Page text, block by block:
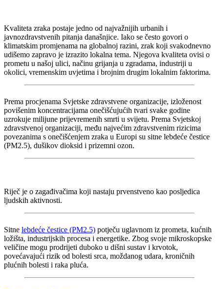
Kvaliteta zraka postaje jedno od najvažnijih urbanih i
javnozdravstvenih pitanja današnjice. Iako se često govori o
klimatskim promjenama na globalnoj razini, zrak koji svakodnevno
udišemo zapravo je izrazito lokalna tema. Njegova kvaliteta ovisi o
prometu u našoj ulici, načinu grijanja u zgradama, industriji u
okolici, vremenskim uvjetima i brojnim drugim lokalnim faktorima.
Prema procjenama Svjetske zdravstvene organizacije, izloženost
povišenim koncentracijama onečišćujućih tvari svake godine
uzrokuje milijune prijevremenih smrti u svijetu. Prema Svjetskoj
zdravstvenoj organizaciji, među najvećim zdravstvenim rizicima
povezanima s onečišćenjem zraka u Europi su sitne lebdeće čestice
(PM2.5), dušikov dioksid i prizemni ozon.
Riječ je o zagađivačima koji nastaju prvenstveno kao posljedica
ljudskih aktivnosti.
Sitne lebdeće čestice (PM2.5) potječu uglavnom iz prometa, kućnih
ložišta, industrijskih procesa i energetike. Zbog svoje mikroskopske
veličine mogu prodrijeti duboko u dišni sustav i krvotok,
povećavajući rizik od bolesti srca, moždanog udara, kroničnih
plućnih bolesti i raka pluća.